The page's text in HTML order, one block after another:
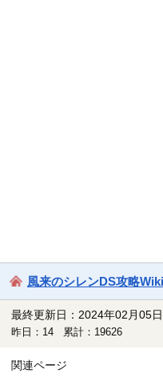
風来のシレンDS攻略
最終更新日：2024年02月05
昨日：14 累計：19626
関連ページ